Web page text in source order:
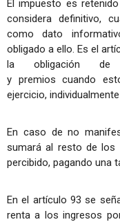
El impuesto es
considera definitivo,
como dato
obligado a ello. Es el
la obligación de
y premios cuando
ejercicio,
En caso de no
sumará al resto de los
percibido, pagando una
En el artículo 93 se
renta a los ingresos